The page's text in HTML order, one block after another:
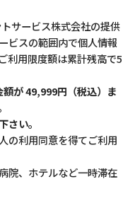
サービス株式会社の提供
ビスの範囲内で個人情報
利用限度額は累計残高で5
額が 49,999円（税込）ま
さい。
の利用同意を得てご利用
院、ホテルなど一時滞在